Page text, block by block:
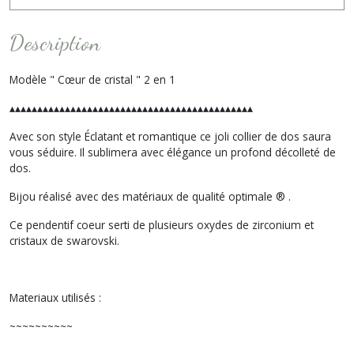
Description
Modèle " Cœur de cristal " 2 en 1
▴▴▴▴▴▴▴▴▴▴▴▴▴▴▴▴▴▴▴▴▴▴▴▴▴▴▴▴▴▴▴▴▴▴▴▴▴▴▴▴▴▴▴▴
Avec son style Éclatant et romantique ce joli collier de dos saura
vous séduire. Il sublimera avec élégance un profond décolleté de
dos.
Bijou réalisé avec des matériaux de qualité optimale ® .
Ce pendentif coeur serti de plusieurs oxydes de zirconium et
cristaux de swarovski.
Materiaux utilisés :
~~~~~~~~~~